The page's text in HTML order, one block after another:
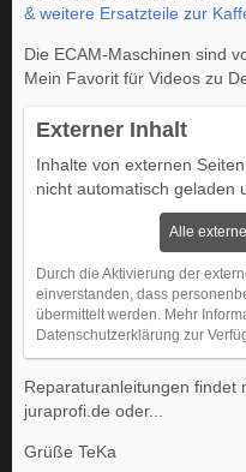
& weitere Ersatzteile zur
Die ECAM-Maschinen sind
Mein Favorit für Videos zu
Externer Inhalt
Inhalte von externen
nicht automatisch geladen
Alle
Durch die Aktivierung der
einverstanden, dass
übermittelt werden. Mehr
Datenschutzerklärung zur
Reparaturanleitungen findet
juraprofi.de oder...
Grüße TeKa